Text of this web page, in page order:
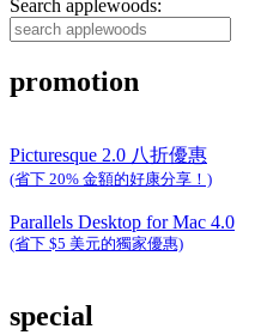
Search applewoods:
promotion
Picturesque 2.0 八折優惠
(省下 20% 金額的好康分享！)
Parallels Desktop for Mac 4.0
(省下 $5 美元的獨家優惠)
special